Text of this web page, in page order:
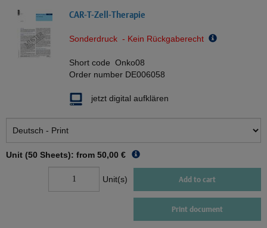
CAR-T-Zell-Therapie
Sonderdruck - Kein Rückgaberecht
Short code Onko08
Order number DE006058
jetzt digital aufklären
Unit (50 Sheets): from 50,00 €
Unit(s) Add to cart
Print document